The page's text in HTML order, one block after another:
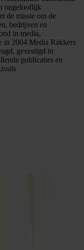
ongelooflijk
de missie om de
bedrijven en
in media,
in 2004 Media Rakkers
gevestigd in
publicaties en